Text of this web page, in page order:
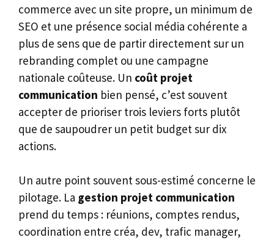
commerce avec un site propre, un minimum de
SEO et une présence social média cohérente a
plus de sens que de partir directement sur un
rebranding complet ou une campagne
nationale coûteuse. Un coût projet
communication bien pensé, c’est souvent
accepter de prioriser trois leviers forts plutôt
que de saupoudrer un petit budget sur dix
actions.
Un autre point souvent sous-estimé concerne le
pilotage. La gestion projet communication
prend du temps : réunions, comptes rendus,
coordination entre créa, dev, trafic manager,